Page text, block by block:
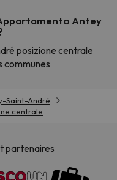
Antey
posizione centrale
communes
Saint-André
centrale
partenaires